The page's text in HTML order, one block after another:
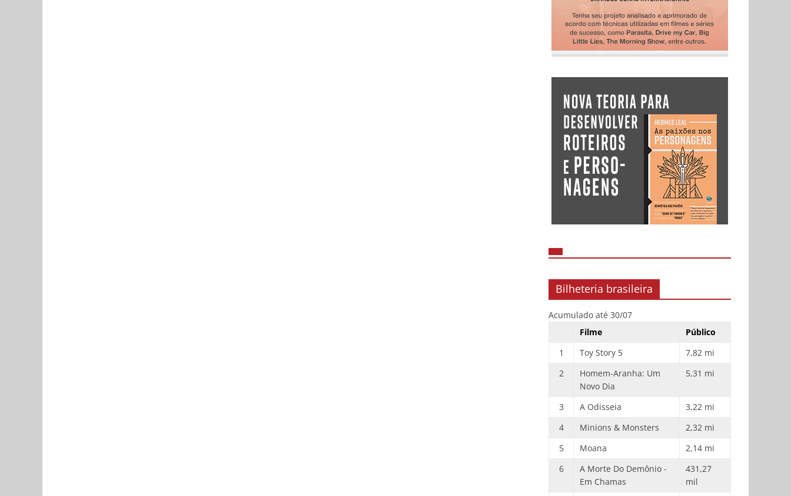
Bilheteria brasileira
Acumulado até 30/07
Filme
Público
1
Toy Story 5
7,82 mi
2
Homem-Aranha: Um
Novo Dia
5,31 mi
3 A Odisseia
3,22 mi
4
Minions & Monsters
2,32 mi
5
Moana
2,14 mi
6
A Morte Do Demônio -
Em Chamas
431,27
mil